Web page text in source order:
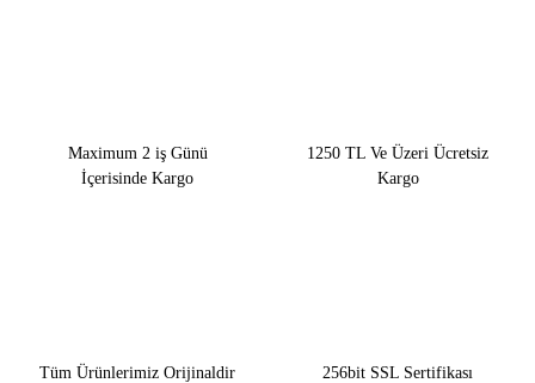
Maximum 2 iş Günü
İçerisinde Kargo
1250 TL Ve Üzeri Ücretsiz
Kargo
Tüm Ürünlerimiz Orijinaldir
256bit SSL Sertifikası